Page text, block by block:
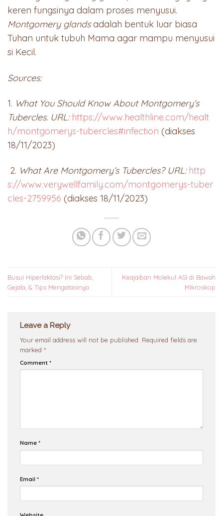
keren fungsinya dalam proses menyusui.
Montgomery glandsadalah bentuk luar biasa
Tuhan untuk tubuh Mama agar mampu menyusui
si Kecil.
Sources:
1. What You Should Know About Montgomery’s
Tubercles. URL: https://www.healthline.com/healt
h/montgomerys-tubercles#infection (diakses
18/11/2023)
2. What Are Montgomery’s Tubercles? URL: http
s://www.verywellfamily.com/montgomerys-tuber
cles-2759956 (diakses 18/11/2023)
Busui Hiperlaktasi? Ini Sebab,
Gejala, & Tips Mengatasinya
Keajaiban Molekul ASI di Bawah
Mikroskop
Leave a Reply
Your email address will not be published. Required fields are
marked *
Comment *
Name *
Email *